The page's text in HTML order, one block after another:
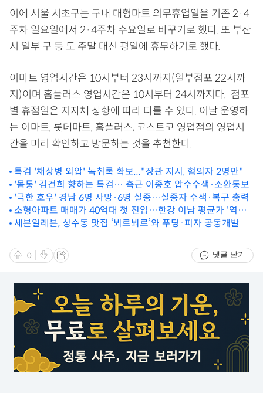
이에 서울 서초구는 구내 대형마트 의무휴업일을 기존 2·4
주차 일요일에서 2·4주차 수요일로 바꾸기로 했다. 또 부산
시 일부 구 등 도 주말 대신 평일에 휴무하기로 했다.
이마트 영업시간은 10시부터 23시까지(일부점포 22시까
지)이며 홈플러스 영업시간은 10시부터 24시까지다. 점포
별 휴점일은 지자체 상황에 따라 다를 수 있다. 이날 운영하
는 이마트, 롯데마트, 홈플러스, 코스트코 영업점의 영업시
간을 미리 확인하고 방문하는 것을 추천한다.
특검 '채상병 외압' 녹취록 확보..."장관 지시, 혐의자 2명만"
'몸통' 김건희 향하는 특검… 측근 이종호 압수수색·소환통보
'극한 호우' 경남 6명 사망·6명 실종…실종자 수색·복구 총력
소형아파트 매매가 40억대 첫 진입…한강 이남 평균가 '역대
최고'
세븐일레븐, 성수동 맛집 ‘뵈르뵈르’와 푸딩·피자 공동개발
0 댓글 닫기